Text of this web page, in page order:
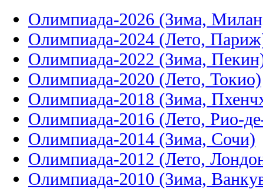
Олимпиада-2026 (Зима,
Олимпиада-2024 (Лето,
Олимпиада-2022 (Зима,
Олимпиада-2020 (Лето, Токио)
Олимпиада-2018 (Зима,
Олимпиада-2016 (Лето, Рио-
Олимпиада-2014 (Зима, Сочи)
Олимпиада-2012 (Лето,
Олимпиада-2010 (Зима,